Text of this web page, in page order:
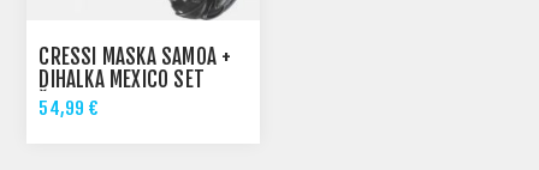
CRESSI MASKA SAMOA +
DIHALKA MEXICO SET
ČRNA
54,99 €